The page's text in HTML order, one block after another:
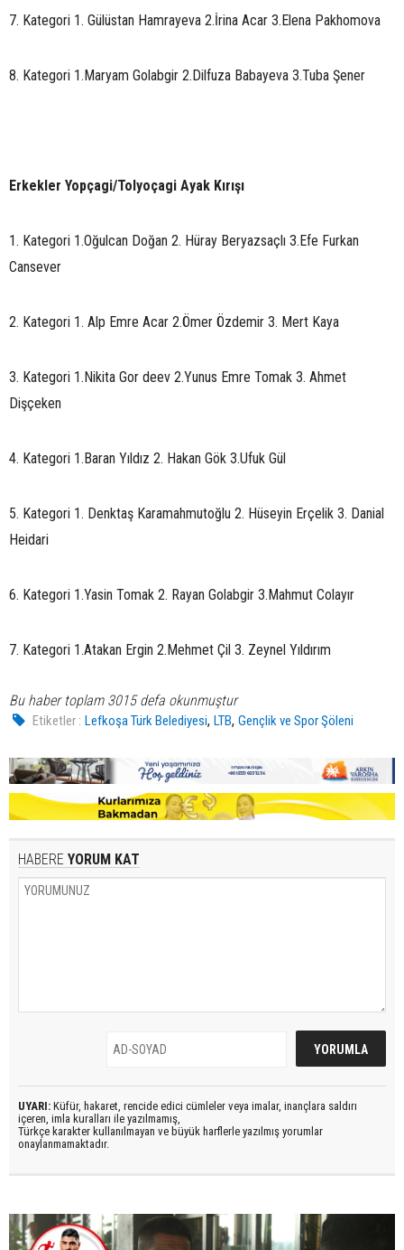
7. Kategori 1. Gülüstan Hamrayeva 2.İrina Acar 3.Elena Pakhomova
8. Kategori 1.Maryam Golabgir 2.Dilfuza Babayeva 3.Tuba Şener
Erkekler Yopçagi/Tolyoçagi Ayak Kırışı
1. Kategori 1.Oğulcan Doğan 2. Hüray Beryazsaçlı 3.Efe Furkan
Cansever
2. Kategori 1. Alp Emre Acar 2.Ömer Özdemir 3. Mert Kaya
3. Kategori 1.Nikita Gor deev 2.Yunus Emre Tomak 3. Ahmet
Dişçeken
4. Kategori 1.Baran Yıldız 2. Hakan Gök 3.Ufuk Gül
5. Kategori 1. Denktaş Karamahmutoğlu 2. Hüseyin Erçelik 3. Danial
Heidari
6. Kategori 1.Yasin Tomak 2. Rayan Golabgir 3.Mahmut Colayır
7. Kategori 1.Atakan Ergin 2.Mehmet Çil 3. Zeynel Yıldırım
Bu haber toplam 3015 defa okunmuştur
Etiketler : Lefkoşa Türk Belediyesi,LTB,Gençlik ve Spor Şöleni
HABERE YORUM KAT
UYARI: Küfür, hakaret, rencide edici cümleler veya imalar, inançlara saldırı
içeren, imla kuralları ile yazılmamış,
Türkçe karakter kullanılmayan ve büyük harflerle yazılmış yorumlar
onaylanmamaktadır.